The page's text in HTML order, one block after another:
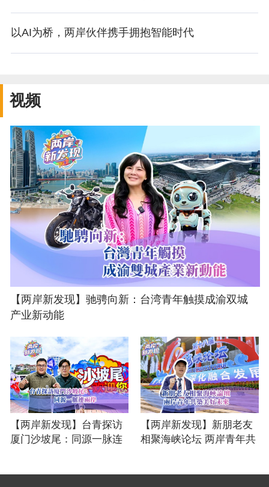
以AI为桥，两岸伙伴携手拥抱智能时代
视频
【两岸新发现】驰骋向新：台湾青年触摸成渝双城
产业新动能
【两岸新发现】台青探访
厦门沙坡尾：同源一脉连
【两岸新发现】新朋老友
相聚海峡论坛 两岸青年共